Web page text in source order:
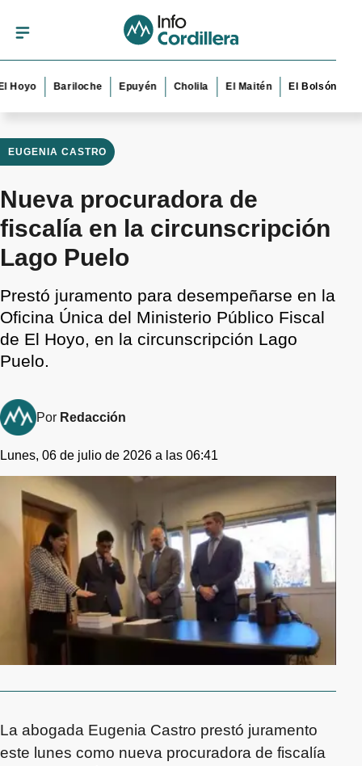
Bariloche Epuyén Cholila El Maitén El Bolsón Esquel
EUGENIA CASTRO
Nueva procuradora de
fiscalía en la circunscripción
Lago Puelo
Prestó juramento para desempeñarse en la
Oficina Única del Ministerio Público Fiscal
de El Hoyo, en la circunscripción Lago
Puelo.
Por Redacción
Lunes, 06 de julio de 2026 a las 06:41
La abogada Eugenia Castro prestó juramento
este lunes como nueva procuradora de fiscalía